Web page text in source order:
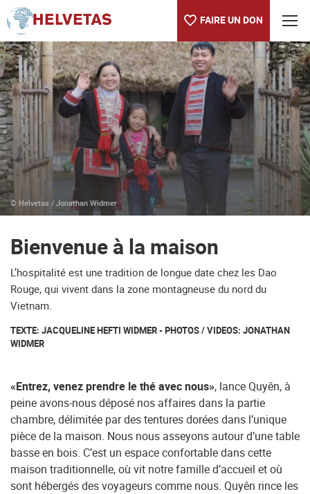
FAIRE UN DON
Table des matières
Bienvenue à la maison
© Helvetas / Jonathan Widmer
Bienvenue à la maison
L’hospitalité est une tradition de longue date chez les Dao
Rouge, qui vivent dans la zone montagneuse du nord du
Vietnam.
TEXTE: JACQUELINE HEFTI WIDMER - PHOTOS / VIDEOS: JONATHAN
WIDMER
«Entrez, venez prendre le thé avec nous», lance Quyên, à
peine avons-nous déposé nos affaires dans la partie
chambre, délimitée par des tentures dorées dans l’unique
pièce de la maison. Nous nous asseyons autour d’une table
basse en bois. C’est un espace confortable dans cette
maison traditionnelle, où vit notre famille d’accueil et où
sont hébergés des voyageurs comme nous. Quyên rince les